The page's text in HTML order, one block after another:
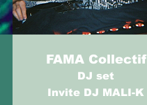
FAMA Collectif
DJ set
Invite DJ MALI-K